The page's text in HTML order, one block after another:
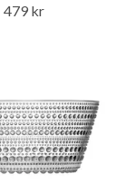
479 kr